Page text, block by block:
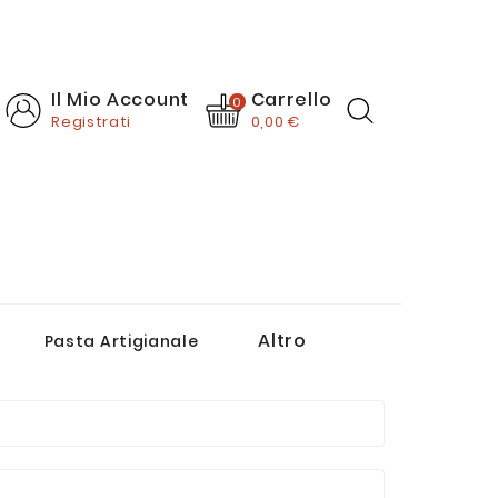
Il Mio Account
Registrati
0 Carrello
0,00 €
Pasta Artigianale Altro